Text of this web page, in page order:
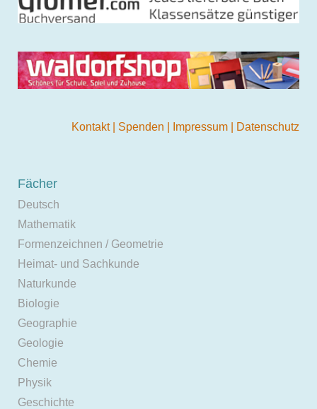
Kontakt Spenden Impressum Datenschutz
Fächer
Deutsch
Mathematik
Formenzeichnen / Geometrie
Heimat- und Sachkunde
Naturkunde
Biologie
Geographie
Geologie
Chemie
Physik
Geschichte